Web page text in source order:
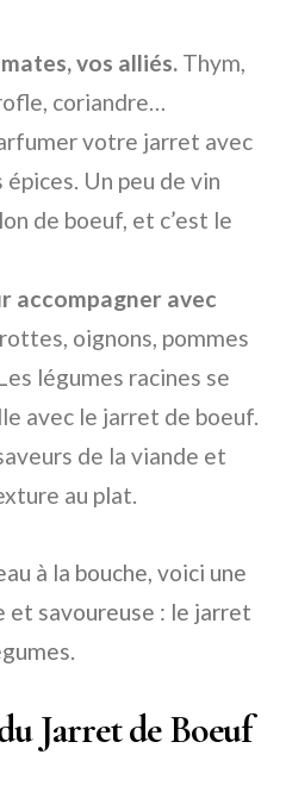
vos alliés. Thym,
coriandre…
votre jarret avec
Un peu de vin
de boeuf, et c’est le
accompagner avec
oignons, pommes
légumes racines se
avec le jarret de boeuf.
de la viande et
au plat.
à la bouche, voici une
savoureuse : le jarret
Jarret de Boeuf